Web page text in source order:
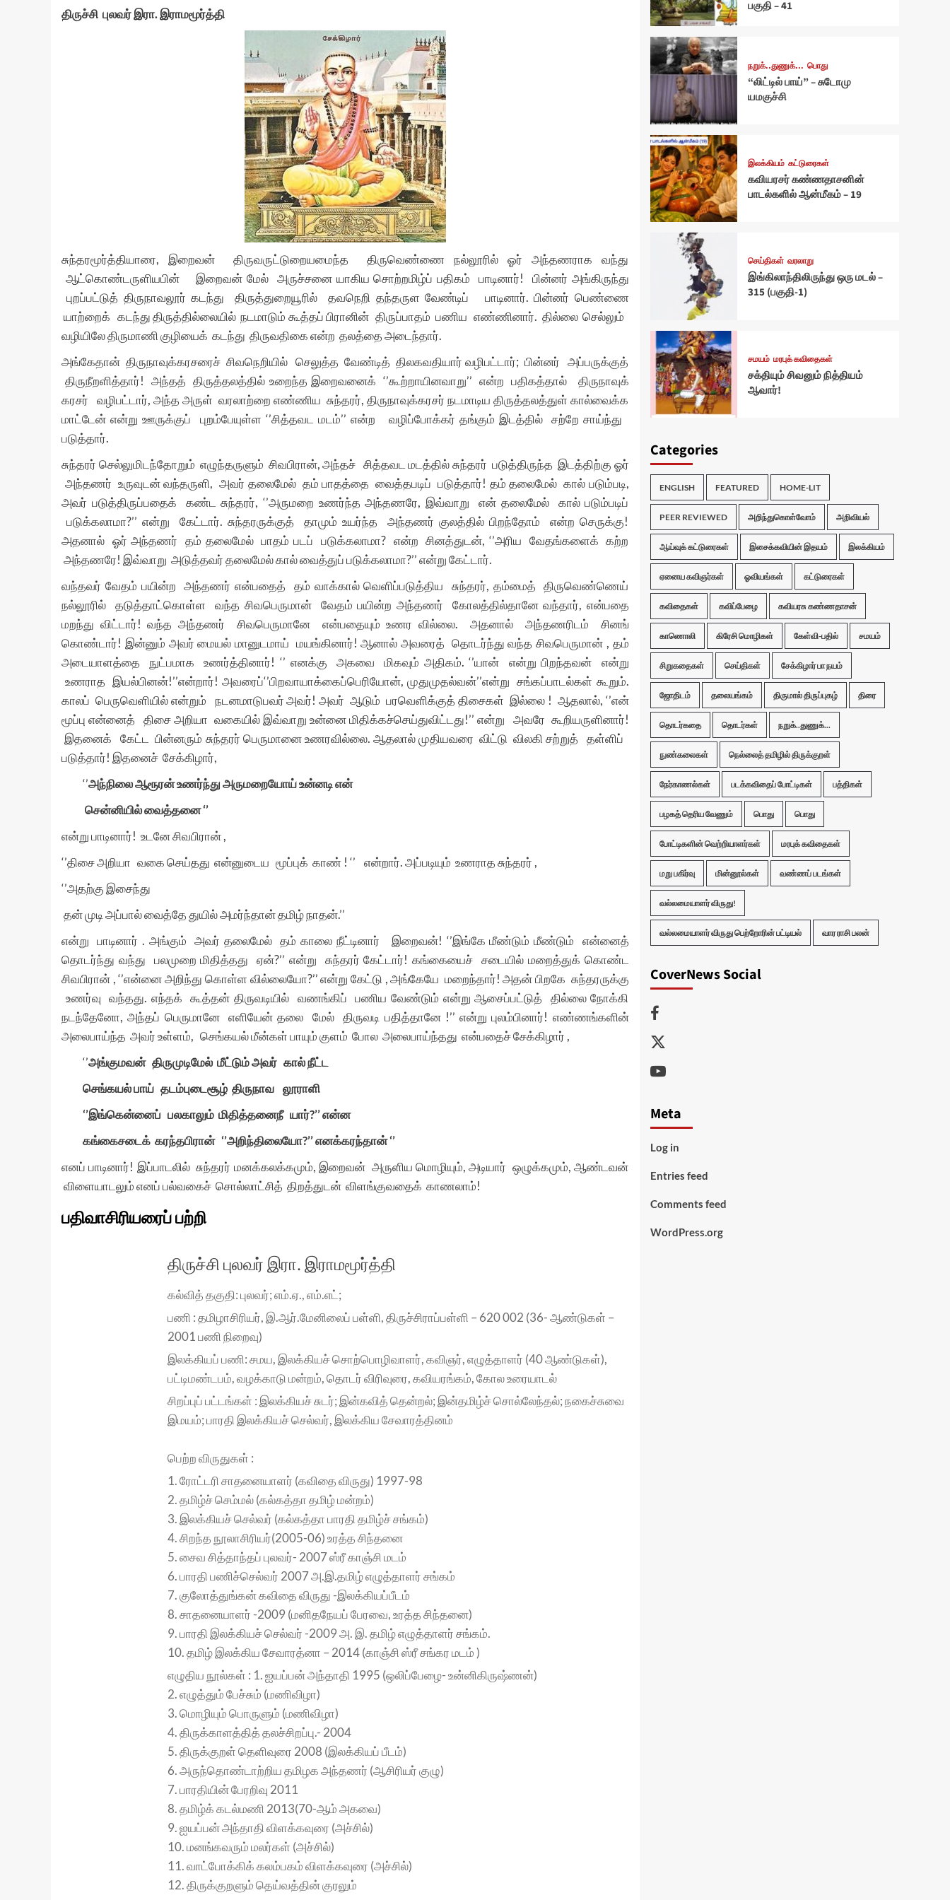
திருச்சி புலவர் இரா. இராமமூர்த்தி
சுந்தரமூர்த்தியாரை, இறைவன் திருவருட்டுறையமைந்த திருவெண்ணை நல்லூரில் ஓர் அந்தணராக வந்து
ஆட்கொண்டருளியபின் இறைவன் மேல் அருச்சனை யாகிய சொற்றமிழ்ப் பதிகம் பாடினார்! பின்னர் அங்கிருந்து
புறப்பட்டுத் திருநாவலூர் கடந்து திருத்துறையூரில் தவநெறி தந்தருள வேண்டிப் பாடினார். பின்னர் பெண்ணை
யாற்றைக் கடந்து திருத்தில்லையில் நடமாடும் கூத்தப் பிரானின் திருப்பாதம் பணிய எண்ணினார். தில்லை செல்லும்
வழியிலே திருமாணி குழியைக் கடந்து திருவதிகை என்ற தலத்தை அடைந்தார்.
அங்கேதான் திருநாவுக்கரசரைச் சிவநெறியில் செலுத்த வேண்டித் திலகவதியார் வழிபட்டார்; பின்னர் அப்பருக்குத்
திருநீறளித்தார்! அந்தத் திருத்தலத்தில் உறைந்த இறைவனைக் ‘’கூற்றாயினவாறு’’ என்ற பதிகத்தால் திருநாவுக்
கரசர் வழிபட்டார், அந்த அருள் வரலாற்றை எண்ணிய சுந்தரர், திருநாவுக்கரசர் நடமாடிய திருத்தலத்துள் கால்வைக்க
மாட்டேன் என்று ஊருக்குப் புறம்பேயுள்ள ‘’சித்தவட மடம்’’ என்ற வழிப்போக்கர் தங்கும் இடத்தில் சற்றே சாய்ந்து
படுத்தார்.
சுந்தரர் செல்லுமிடந்தோறும் எழுந்தருளும் சிவபிரான், அந்தச் சித்தவட மடத்தில் சுந்தரர் படுத்திருந்த இடத்திற்கு ஓர்
அந்தணர் உருவுடன் வந்தருளி, அவர் தலைமேல் தம் பாதத்தை வைத்தபடிப் படுத்தார்! தம் தலைமேல் கால் படும்படி,
அவர் படுத்திருப்பதைக் கண்ட சுந்தரர், ‘’அருமறை உணர்ந்த அந்தணரே, இவ்வாறு என் தலைமேல் கால் படும்படிப்
படுக்கலாமா?’’ என்று கேட்டார். சுந்தரருக்குத் தாமும் உயர்ந்த அந்தணர் குலத்தில் பிறந்தோம் என்ற செருக்கு!
அதனால் ஓர் அந்தணர் தம் தலைமேல் பாதம் படப் படுக்கலாமா? என்ற சினத்துடன், ‘’அரிய வேதங்களைக் கற்ற
அந்தணரே! இவ்வாறு அடுத்தவர் தலைமேல் கால் வைத்துப் படுக்கலாமா?’’ என்று கேட்டார்.
வந்தவர் வேதம் பயின்ற அந்தணர் என்பதைத் தம் வாக்கால் வெளிப்படுத்திய சுந்தரர், தம்மைத் திருவெண்ணெய்
நல்லூரில் தடுத்தாட்கொள்ள வந்த சிவபெருமான் வேதம் பயின்ற அந்தணர் கோலத்தில்தானே வந்தார், என்பதை
மறந்து விட்டார்! வந்த அந்தணர் சிவபெருமானே என்பதையும் உணர வில்லை. அதனால் அந்தணரிடம் சினங்
கொண்டார்! இன்னும் அவர் மையல் மானுடமாய் மயங்கினார்! ஆனால் அவரைத் தொடர்ந்து வந்த சிவபெருமான் , தம்
அடையாளத்தை நுட்பமாக உணர்த்தினார்! ‘’ எனக்கு அகவை மிகவும் அதிகம். ‘’யான் என்று பிறந்தவன் என்று
உணராத இயல்பினன்!’’என்றார்! அவரைப்‘’பிறவாயாக்கைப்பெரியோன், முதுமுதல்வன்’’என்று சங்கப்பாடல்கள் கூறும்.
காலப் பெருவெளியில் என்றும் நடனமாடுபவர் அவர்! அவர் ஆடும் பரவெளிக்குத் திசைகள் இல்லை ! ஆதலால், ‘’என்
மூப்பு என்னைத் திசை அறியா வகையில் இவ்வாறு உன்னை மிதிக்கச்செய்துவிட்டது!’’ என்று அவரே கூறியருளினார்!
இதனைக் கேட்ட பின்னரும் சுந்தரர் பெருமானை உணரவில்லை. ஆதலால் முதியவரை விட்டு விலகி சற்றுத் தள்ளிப்
படுத்தார்! இதனைச் சேக்கிழார்,
‘’அந்நிலை ஆரூரன் உணர்ந்து அருமறையோய் உன்னடி என்
சென்னியில் வைத்தனை ‘’
என்று பாடினார்! உடனே சிவபிரான் ,
‘’திசை அறியா வகை செய்தது என்னுடைய மூப்புக் காண் ! ‘’ என்றார். அப்படியும் உணராத சுந்தரர் ,
‘’அதற்கு இசைந்து
தன் முடி அப்பால் வைத்தே துயில் அமர்ந்தான் தமிழ் நாதன்.’’
என்று பாடினார் . அங்கும் அவர் தலைமேல் தம் காலை நீட்டினார் இறைவன்! ‘’இங்கே மீண்டும் மீண்டும் என்னைத்
தொடர்ந்து வந்து பலமுறை மிதித்தது ஏன்?’’ என்று சுந்தரர் கேட்டார்! கங்கையைச் சடையில் மறைத்துக் கொண்ட
சிவபிரான் , ‘’என்னை அறிந்து கொள்ள வில்லையோ?’’ என்று கேட்டு , அங்கேயே மறைந்தார்! அதன் பிறகே சுந்தரருக்கு
உணர்வு வந்தது. எந்தக் கூத்தன் திருவடியில் வணங்கிப் பணிய வேண்டும் என்று ஆசைப்பட்டுத் தில்லை நோக்கி
நடந்தேனோ, அந்தப் பெருமானே எளியேன் தலை மேல் திருவடி பதித்தானே !’’ என்று புலம்பினார்! எண்ணங்களின்
அலைபாய்ந்த அவர் உள்ளம், செங்கயல் மீன்கள் பாயும் குளம் போல அலைபாய்ந்தது என்பதைச் சேக்கிழார் ,
‘’அங்குமவன் திருமுடிமேல் மீட்டும் அவர் கால் நீட்ட
செங்கயல் பாய் தடம்புடைசூழ் திருநாவ லூராளி
‘’இங்கென்னைப் பலகாலும் மிதித்தனைநீ யார்?’’ என்ன
கங்கைசடைக் கரந்தபிரான் ‘’அறிந்திலையோ?’’ எனக்கரந்தான் ‘’
எனப் பாடினார்! இப்பாடலில் சுந்தரர் மனக்கலக்கமும், இறைவன் அருளிய மொழியும், அடியார் ஒழுக்கமும், ஆண்டவன்
விளையாடலும் எனப் பல்வகைச் சொல்லாட்சித் திறத்துடன் விளங்குவதைக் காணலாம்!
பதிவாசிரியரைப் பற்றி
திருச்சி புலவர் இரா. இராமமூர்த்தி
கல்வித் தகுதி: புலவர்; எம்.ஏ., எம்.எட்;
பணி : தமிழாசிரியர், இ.ஆர்.மேனிலைப் பள்ளி, திருச்சிராப்பள்ளி – 620 002 (36- ஆண்டுகள் –
2001 பணி நிறைவு)
இலக்கியப் பணி: சமய, இலக்கியச் சொற்பொழிவாளர், கவிஞர், எழுத்தாளர் (40 ஆண்டுகள்),
பட்டிமண்டபம், வழக்காடு மன்றம், தொடர் விரிவுரை, கவியரங்கம், கோல உரையாடல்
சிறப்புப் பட்டங்கள் : இலக்கியச் சுடர்; இன்கவித் தென்றல்; இன்தமிழ்ச் சொல்லேந்தல்; நகைச்சுவை
இமயம்; பாரதி இலக்கியச் செல்வர், இலக்கிய சேவாரத்தினம்
பெற்ற விருதுகள் :
1. ரோட்டரி சாதனையாளர் (கவிதை விருது) 1997-98
2. தமிழ்ச் செம்மல் (கல்கத்தா தமிழ் மன்றம்)
3. இலக்கியச் செல்வர் (கல்கத்தா பாரதி தமிழ்ச் சங்கம்)
4. சிறந்த நூலாசிரியர்(2005-06) உரத்த சிந்தனை
5. சைவ சித்தாந்தப் புலவர்- 2007 ஸ்ரீ காஞ்சி மடம்
6. பாரதி பணிச்செல்வர் 2007 அ.இ.தமிழ் எழுத்தாளர் சங்கம்
7. குலோத்துங்கன் கவிதை விருது -இலக்கியப்பீடம்
8. சாதனையாளர் -2009 (மனிதநேயப் பேரவை, உரத்த சிந்தனை)
9. பாரதி இலக்கியச் செல்வர் -2009 அ. இ. தமிழ் எழுத்தாளர் சங்கம்.
10. தமிழ் இலக்கிய சேவாரத்னா – 2014 (காஞ்சி ஸ்ரீ சங்கர மடம் )
எழுதிய நூல்கள் : 1. ஐயப்பன் அந்தாதி 1995 (ஒலிப்பேழை- உன்னிகிருஷ்ணன்)
2. எழுத்தும் பேச்சும் (மணிவிழா)
3. மொழியும் பொருளும் (மணிவிழா)
4. திருக்காளத்தித் தலச்சிறப்பு.- 2004
5. திருக்குறள் தெளிவுரை 2008 (இலக்கியப் பீடம்)
6. அருந்தொண்டாற்றிய தமிழக அந்தணர் (ஆசிரியர் குழு)
7. பாரதியின் பேரறிவு 2011
8. தமிழ்க் கடல்மணி 2013(70-ஆம் அகவை)
9. ஐயப்பன் அந்தாதி விளக்கவுரை (அச்சில்)
10. மனங்கவரும் மலர்கள் (அச்சில்)
11. வாட்போக்கிக் கலம்பகம் விளக்கவுரை (அச்சில்)
12. திருக்குறளும் தெய்வத்தின் குரலும்
பகுதி – 41
நறுக்..துணுக்... பொது
“லிட்டில் பாய்” – சுடோமு
யமகுச்சி
இலக்கியம் கட்டுரைகள்
கவியரசர் கண்ணதாசனின்
பாடல்களில் ஆன்மீகம் – 19
செய்திகள் வரலாறு
இங்கிலாந்திலிருந்து ஒரு மடல் –
315 (பகுதி-1)
சமயம் மரபுக் கவிதைகள்
சக்தியும் சிவனும் நித்தியம்
ஆவார்!
Categories
ENGLISH FEATURED HOME-LIT
PEER REVIEWED அறிந்துகொள்வோம் அறிவியல்
ஆய்வுக் கட்டுரைகள் இசைக்கவியின் இதயம் இலக்கியம்
ஏனைய கவிஞர்கள் ஓவியங்கள் கட்டுரைகள்
கவிதைகள் கவிப்பேழை கவியரசு கண்ணதாசன்
காணொலி கிரேசி மொழிகள் கேள்வி-பதில் சமயம்
சிறுகதைகள் செய்திகள் சேக்கிழார் பா நயம்
ஜோதிடம் தலையங்கம் திருமால் திருப்புகழ் திரை
தொடர்கதை தொடர்கள் நறுக்..துணுக்...
நுண்கலைகள் நெல்லைத் தமிழில் திருக்குறள்
நேர்காணல்கள் படக்கவிதைப் போட்டிகள் பத்திகள்
பழகத் தெரிய வேணும் பொது பொது
போட்டிகளின் வெற்றியாளர்கள் மரபுக் கவிதைகள்
மறு பகிர்வு மின்னூல்கள் வண்ணப் படங்கள்
வல்லமையாளர் விருது!
வல்லமையாளர் விருது பெற்றோரின் பட்டியல் வார ராசி பலன்
CoverNews Social
Facebook
Twitter
Youtube
Meta
Log in
Entries feed
Comments feed
WordPress.org